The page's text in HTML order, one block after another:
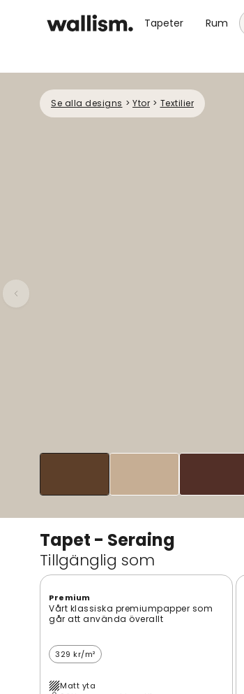
Tapeter Rum
Se alla designs > Ytor > Textilier
Tapet - Seraing
Tillgänglig som
Premium
Vårt klassiska premiumpapper som
går att använda överallt
329 kr/m²
Matt yta